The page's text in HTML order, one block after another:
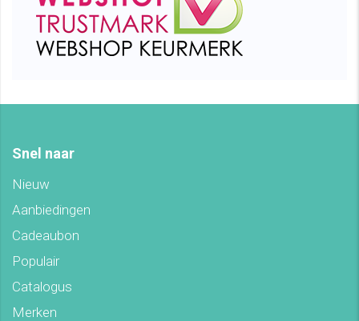
Snel naar
Nieuw
Aanbiedingen
Cadeaubon
Populair
Catalogus
Merken